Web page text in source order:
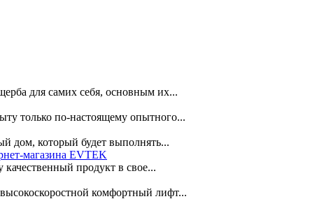
для самих себя, основным их...
только по-настоящему опытного...
дом, который будет выполнять...
магазина EVTEK
продукт в свое...
комфортный лифт...